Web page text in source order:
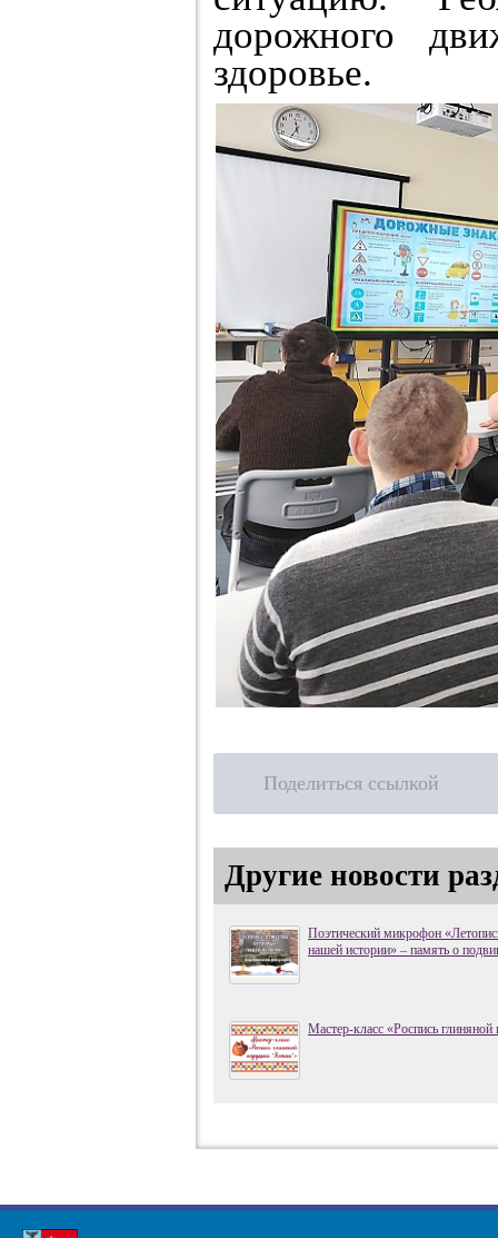
дорожного
здоровье.
Поделиться ссылкой
Другие новости
Поэтический микрофон
нашей истории» – память о
Мастер-класс «Роспись